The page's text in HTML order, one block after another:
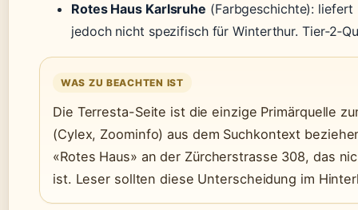
Rotes Haus Karlsruhe (Farbgeschichte):
jedoch nicht spezifisch für Winterthur.
WAS ZU BEACHTEN IST
Die Terresta-Seite ist die einzige Primärquelle
(Cylex, Zoominfo) aus dem Suchkontext
«Rotes Haus» an der Zürcherstrasse 308, das
ist. Leser sollten diese Unterscheidung im